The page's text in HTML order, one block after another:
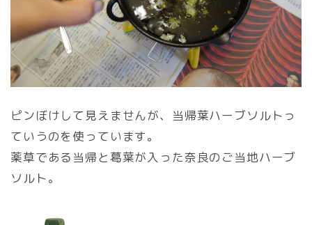
ピンぼけして見えませんが、当帰葉ハーブソルトっ
ていうのを使っています。
薬草である当帰と葛葉が入った奈良のご当地ハーブ
ソルト。